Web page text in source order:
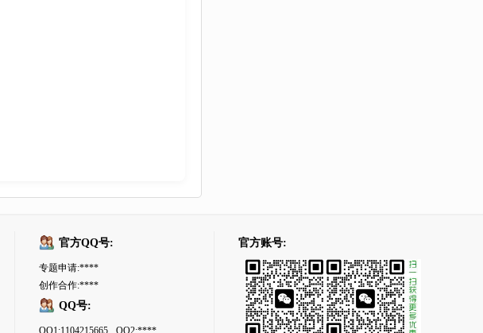
官方QQ号:
专题申请:****
创作合作:****
QQ号:
QQ1:1104215665 QQ2:****
官方账号: